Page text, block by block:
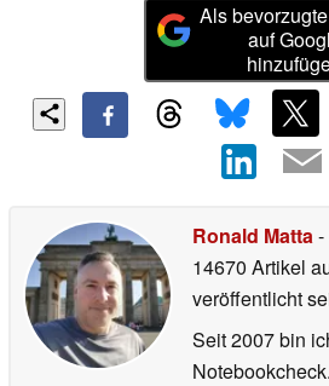
Als
auf
Ronald Matta
14670 Artikel
veröffentlicht
Seit 2007 bin